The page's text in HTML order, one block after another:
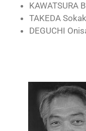
KAWATSURA
TAKEDA
DEGUCHI